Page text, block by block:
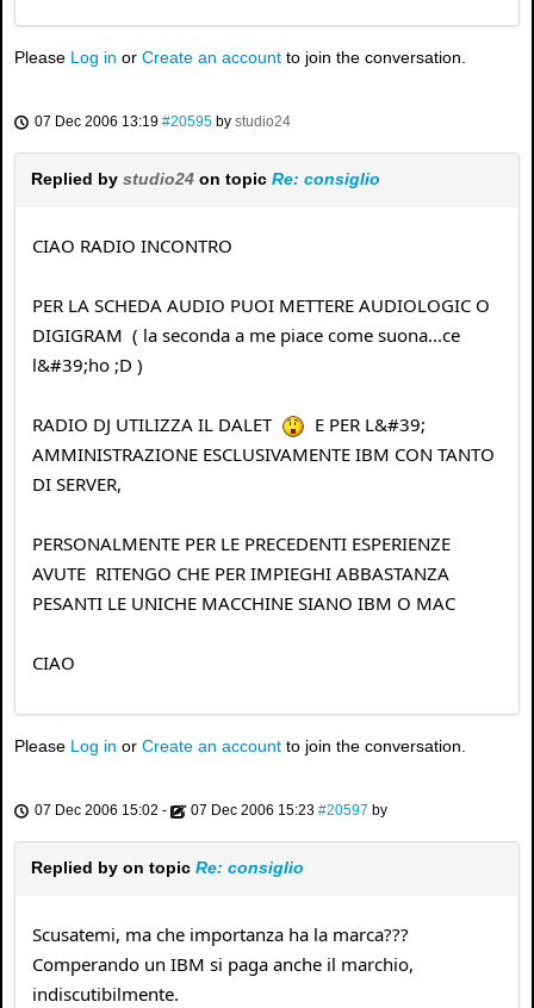
Please Log in or Create an account to join the conversation.
07 Dec 2006 13:19 #20595 by studio24
Replied by studio24 on topic Re: consiglio
CIAO RADIO INCONTRO
PER LA SCHEDA AUDIO PUOI METTERE AUDIOLOGIC O
DIGIGRAM ( la seconda a me piace come suona...ce
l&#39;ho ;D )
RADIO DJ UTILIZZA IL DALET
E PER L&#39;
AMMINISTRAZIONE ESCLUSIVAMENTE IBM CON TANTO
DI SERVER,
PERSONALMENTE PER LE PRECEDENTI ESPERIENZE
AVUTE RITENGO CHE PER IMPIEGHI ABBASTANZA
PESANTI LE UNICHE MACCHINE SIANO IBM O MAC
CIAO
Please Log in or Create an account to join the conversation.
07 Dec 2006 15:02 - 07 Dec 2006 15:23 #20597 by
Replied by on topic Re: consiglio
Scusatemi, ma che importanza ha la marca???
Comperando un IBM si paga anche il marchio,
indiscutibilmente.